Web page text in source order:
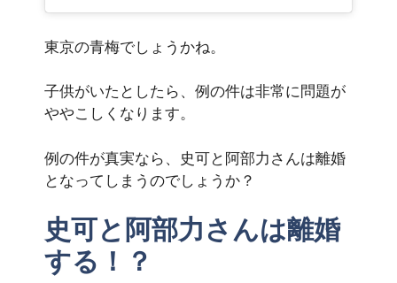
東京の青梅でしょうかね。
子供がいたとしたら、例の件は非常に問題が
ややこしくなります。
例の件が真実なら、史可と阿部力さんは離婚
となってしまうのでしょうか？
史可と阿部力さんは離婚
する！？